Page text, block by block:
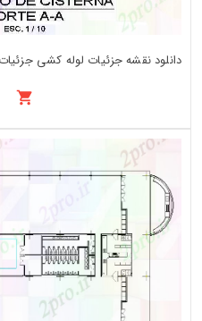
دانلود نقشه جزئیات لوله کشی جزئیات